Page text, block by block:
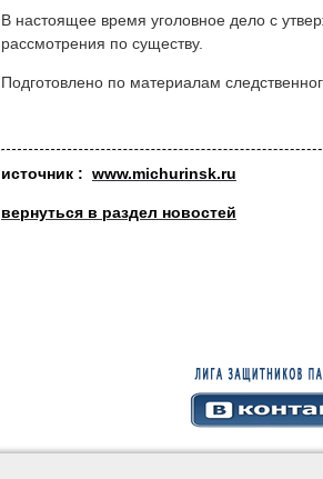
В настоящее время уголовное дело с
рассмотрения по существу.
Подготовлено по материалам
источник : www.michurinsk.ru
вернуться в раздел новостей